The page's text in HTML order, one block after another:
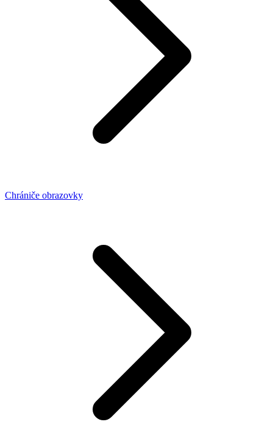
Chrániče obrazovky